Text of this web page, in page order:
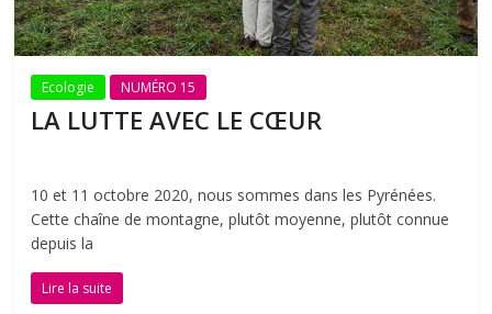
Ecologie NUMÉRO 15
LA LUTTE AVEC LE CŒUR
10 et 11 octobre 2020, nous sommes dans les Pyrénées.
Cette chaîne de montagne, plutôt moyenne, plutôt connue
depuis la
Lire la suite